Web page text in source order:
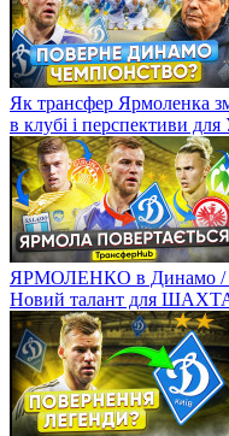
Як трансфер Ярмоленка
в клубі і перспективи
ЯРМОЛЕНКО в Динамо /
Новий талант для